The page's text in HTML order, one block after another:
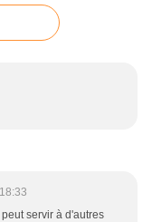
servir à d'autres